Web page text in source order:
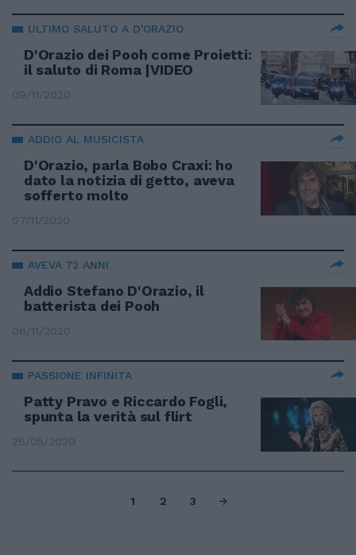
ULTIMO SALUTO A D'ORAZIO
D'Orazio dei Pooh come Proietti:
il saluto di Roma |VIDEO
09/11/2020
ADDIO AL MUSICISTA
D'Orazio, parla Bobo Craxi: ho
dato la notizia di getto, aveva
sofferto molto
07/11/2020
AVEVA 72 ANNI
Addio Stefano D'Orazio, il
batterista dei Pooh
06/11/2020
PASSIONE INFINITA
Patty Pravo e Riccardo Fogli,
spunta la verità sul flirt
26/05/2020
1 2 3